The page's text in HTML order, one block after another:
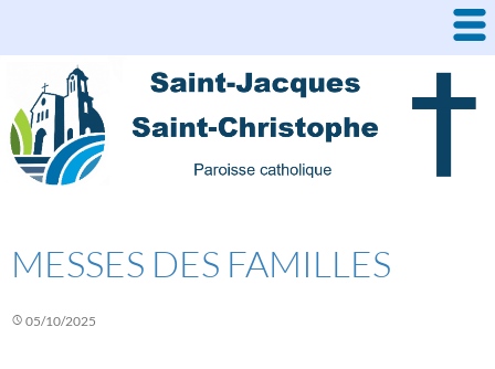
contenu
MESSES DES FAMILLES
05/10/2025